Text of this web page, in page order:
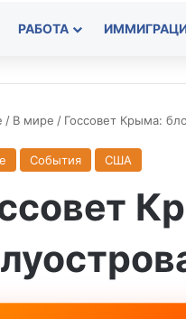
РАБОТА
/ В мире / Госсовет Крыма:
События США